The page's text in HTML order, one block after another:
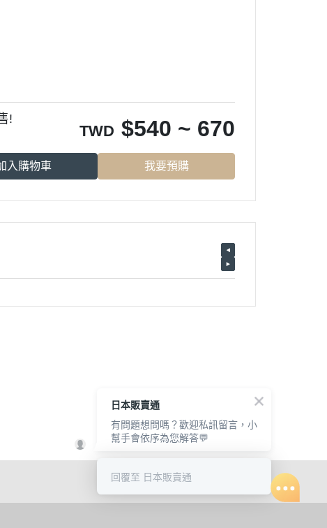
!
TWD $540 ~ 670
入購物車 我要預購
Copyright © 2022 Wabow Inc.
日本販賣通
有問題想問嗎？歡迎私訊留言，小
幫手會依序為您解答💬
回覆至 日本販賣通